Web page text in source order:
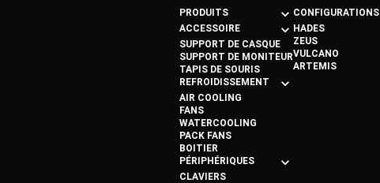
PRODUITS
ACCESSOIRE
SUPPORT DE CASQUE
SUPPORT DE MONITEUR
TAPIS DE SOURIS
REFROIDISSEMENT
AIR COOLING
FANS
WATERCOOLING
PACK FANS
BOITIER
PÉRIPHÉRIQUES
CLAVIERS
CONFIGURATIONS
HADES
ZEUS
VULCANO
ARTEMIS